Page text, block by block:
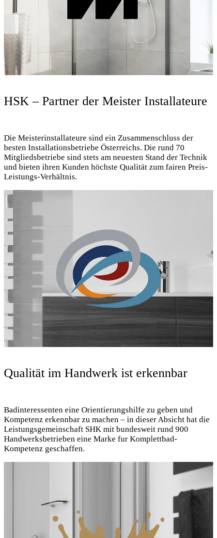
HSK – Partner der Meister Installateure
Die Meisterinstallateure sind ein Zusammenschluss der
besten Installationsbetriebe Österreichs. Die rund 70
Mitgliedsbetriebe sind stets am neuesten Stand der Technik
und bieten ihren Kunden höchste Qualität zum fairen Preis-
Leistungs-Verhältnis.
Qualität im Handwerk ist erkennbar
Badinteressenten eine Orientierungshilfe zu geben und
Kompetenz erkennbar zu machen – in dieser Absicht hat die
Leistungsgemeinschaft SHK mit bundesweit rund 900
Handwerksbetrieben eine Marke fur Komplettbad-
Kompetenz geschaffen.